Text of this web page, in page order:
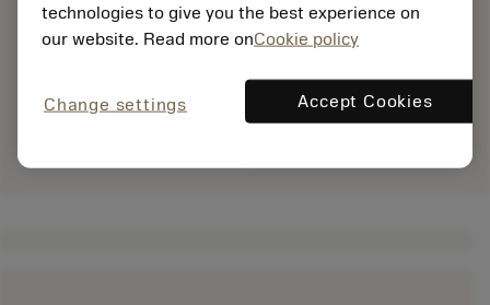
technologies to give you the best experience on
our website. Read more onCookie policy
Change settings Accept Cookies